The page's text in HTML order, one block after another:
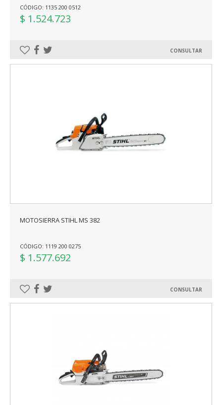
CÓDIGO: 1135 200 0512
$ 1.524.723
CONSULTAR
MOTOSIERRA STIHL MS 382
CÓDIGO: 1119 200 0275
$ 1.577.692
CONSULTAR